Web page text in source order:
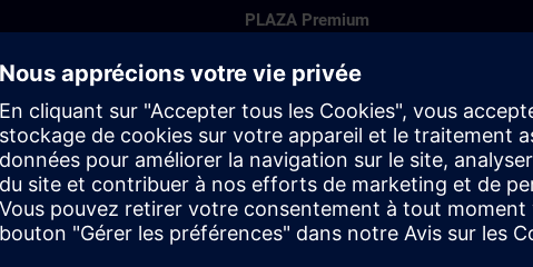
PLAZA Premium
76187 Karlsruhe
Tel.: + 49 721 9660405-0
Plaza Hotels >
Schlosshotel
Bahnhofpl. 2
76137 Karlsruhe